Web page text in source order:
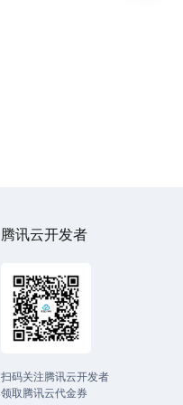
腾讯云开发者
扫码关注腾讯云开发者
领取腾讯云代金券